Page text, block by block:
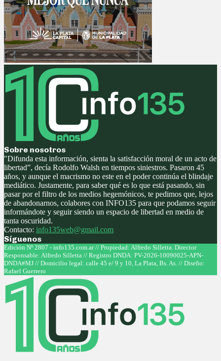
Sobre nosotros
"Difunda esta información, sienta la satisfacción moral de un acto de
libertad”, decía Rodolfo Walsh en tiempos siniestros. Pasaron 45
años, y aunque el macrismo no este en el poder continúa el blindaje
mediático. Justamente, para saber qué es lo que está pasando, sin
pasar por el filtro de los medios hegemónicos, te pedimos que, lejos
de abandonarnos, colabores con INFO135 para que podamos seguir
informándote y seguir siendo un espacio de libertad en medio de
tanta oscuridad.
Contacto: info135web@gmail.com
Síguenos
Facebook
Twitter
Instagram
Youtube
Edición Nº 2807 - info135.com.ar // Propiedad: Alfredo Silletta. Director
Responsable: Alfredo Silletta // Registro DNDA: PV-2026-10090025-APN-
DNDA#MJ // Domicilio legal: calle 45 e/ 9 y 10, La Plata, Bs. As. // Diseño:
Rafael Guerrero